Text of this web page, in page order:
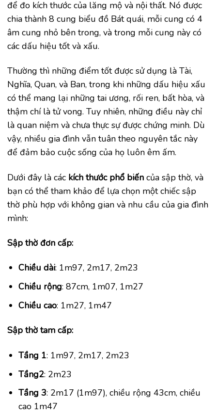
để đo kích thước của lăng mộ và nội thất. Nó được
chia thành 8 cung biểu đồ Bát quái, mỗi cung có 4
âm cung nhỏ bên trong, và trong mỗi cung này có
các dấu hiệu tốt và xấu.
Thường thì những điểm tốt được sử dụng là Tài,
Nghĩa, Quan, và Ban, trong khi những dấu hiệu xấu
có thể mang lại những tai ương, rối ren, bất hòa, và
thậm chí là tử vong. Tuy nhiên, những điều này chỉ
là quan niệm và chưa thực sự được chứng minh. Dù
vậy, nhiều gia đình vẫn tuân theo nguyên tắc này
để đảm bảo cuộc sống của họ luôn êm ấm.
Dưới đây là các kích thước phổ biến của sập thờ, và
bạn có thể tham khảo để lựa chọn một chiếc sập
thờ phù hợp với không gian và nhu cầu của gia đình
mình:
Sập thờ đơn cấp:
Chiều dài: 1m97, 2m17, 2m23
Chiều rộng: 87cm, 1m07, 1m27
Chiều cao: 1m27, 1m47
Sập thờ tam cấp:
Tầng 1: 1m97, 2m17, 2m23
Tầng2: 2m23
Tầng 3: 2m17 (1m97), chiều rộng 43cm, chiều
cao 1m47